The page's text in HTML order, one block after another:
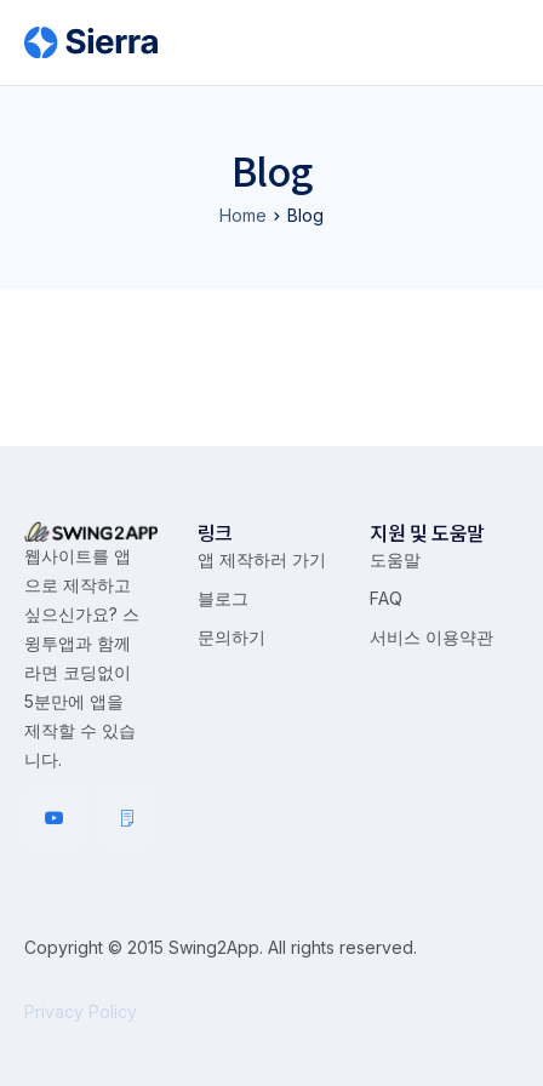
Blog
Home Blog
웹사이트를 앱
으로 제작하고
싶으신가요? 스
윙투앱과 함께
라면 코딩없이
5분만에 앱을
제작할 수 있습
니다.
링크
앱 제작하러 가기
블로그
문의하기
지원 및 도움말
도움말
FAQ
서비스 이용약관
Copyright © 2015 Swing2App. All rights reserved.
Privacy Policy